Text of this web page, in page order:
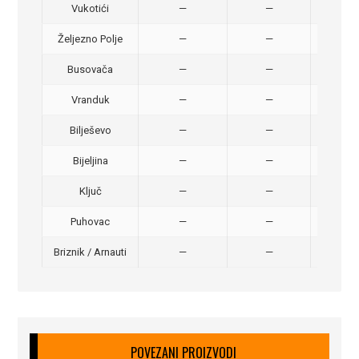
Vukotići — —
Željezno Polje — —
Busovača — —
Vranduk — —
Bilješevo — —
Bijeljina — —
Ključ — —
Puhovac — —
Briznik / Arnauti — —
POVEZANI PROIZVODI